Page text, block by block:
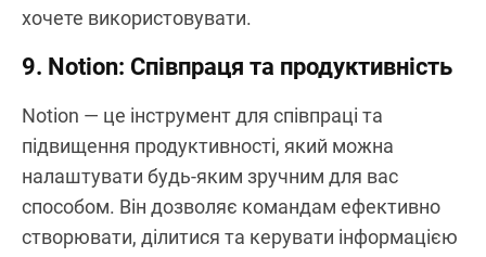
хочете використовувати.
9. Notion: Співпраця та продуктивність
Notion — це інструмент для співпраці та
підвищення продуктивності, який можна
налаштувати будь-яким зручним для вас
способом. Він дозволяє командам ефективно
створювати, ділитися та керувати інформацією